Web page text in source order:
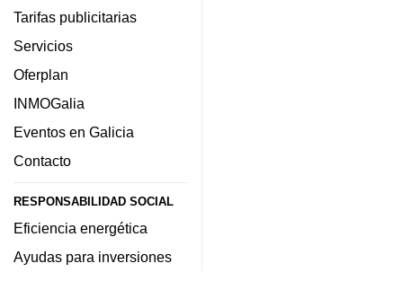
Tarifas publicitarias
Servicios
Oferplan
INMOGalia
Eventos en Galicia
Contacto
RESPONSABILIDAD SOCIAL
Eficiencia energética
Ayudas para inversiones